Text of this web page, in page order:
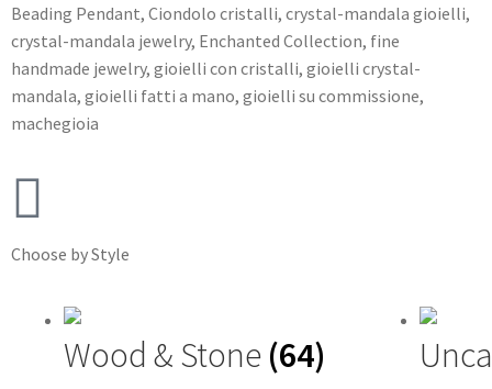
Beading Pendant, Ciondolo cristalli, crystal-mandala gioielli,
crystal-mandala jewelry, Enchanted Collection, fine
handmade jewelry, gioielli con cristalli, gioielli crystal-
mandala, gioielli fatti a mano, gioielli su commissione,
machegioia
Choose by Style
Wood & Stone (64)